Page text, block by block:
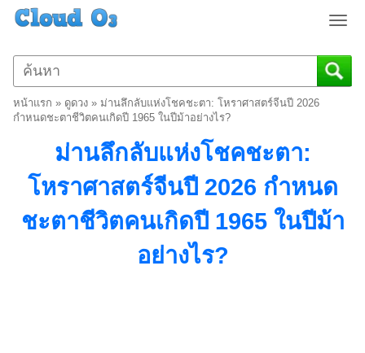
T
g
g
a
หน้าแรก » ดูดวง » ม่านลึกลับแห่งโชคชะตา: โหราศาสตร์จีนปี 2026
กำหนดชะตาชีวิตคนเกิดปี 1965 ในปีม้าอย่างไร?
ม่านลึกลับแห่งโชคชะตา:
โหราศาสตร์จีนปี 2026 กำหนด
ชะตาชีวิตคนเกิดปี 1965 ในปีม้า
อย่างไร?